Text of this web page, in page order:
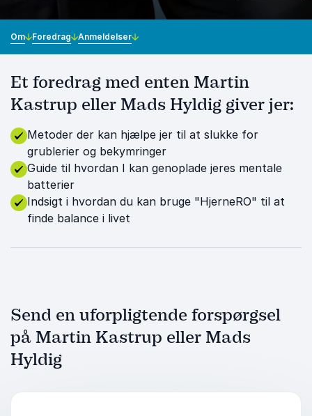
Om Foredrag Anmeldelser
Et foredrag med enten Martin
Kastrup eller Mads Hyldig giver jer:
Metoder der kan hjælpe jer til at slukke for
grublerier og bekymringer
Guide til hvordan I kan genoplade jeres mentale
batterier
Indsigt i hvordan du kan bruge "HjerneRO" til at
finde balance i livet
Send en uforpligtende forspørgsel
på Martin Kastrup eller Mads
Hyldig